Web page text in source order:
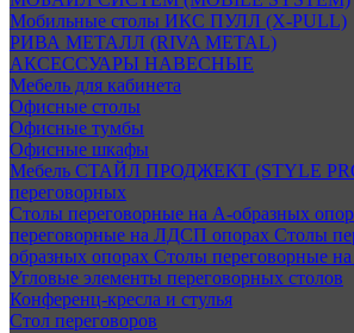
Мобильные столы ИКС ПУЛЛ (X-PULL)
РИВА МЕТАЛЛ (RIVA METAL)
АКСЕССУАРЫ НАВЕСНЫЕ
Мебель для кабинета
Офисные столы
Офисные тумбы
Офисные шкафы
Мебель СТАЙЛ ПРОДЖЕКТ (STYLE
переговорных
Столы переговорные на А-образных
переговорные на ЛДСП опорах Столы
образных опорах Столы переговорные
Угловые элементы переговорных столов
Конференц-кресла и стулья
Стол переговоров